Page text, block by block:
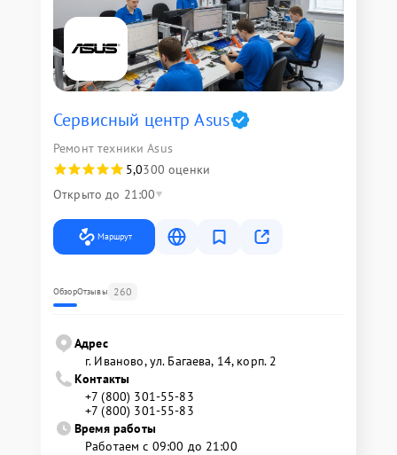
Сервисный центр Asus
Ремонт техники Asus
5,0300 оценки
Открыто до 21:00
Маршрут
ОбзорОтзывы 260
Адрес
г. Иваново, ул. Багаева, 14, корп. 2
Контакты
+7 (800) 301-55-83
+7 (800) 301-55-83
Время работы
Работаем с 09:00 до 21:00